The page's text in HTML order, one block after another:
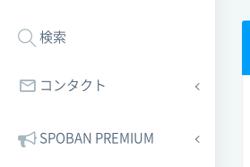
検索
コンタクト
SPOBAN PREMIUM